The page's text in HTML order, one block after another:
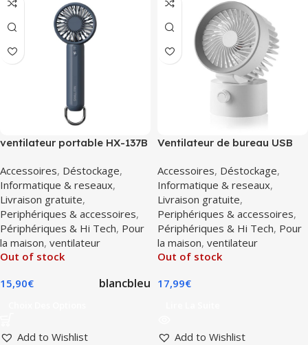
ventilateur portable HX-137B
Accessoires, Déstockage,
Informatique & reseaux,
Livraison gratuite,
Periphériques & accessoires,
Périphériques & Hi Tech, Pour
la maison, ventilateur
Out of stock
15,90€ blancbleu
Add to Wishlist
Ventilateur de bureau USB
Accessoires, Déstockage,
Informatique & reseaux,
Livraison gratuite,
Periphériques & accessoires,
Périphériques & Hi Tech, Pour
la maison, ventilateur
Out of stock
17,99€
Add to Wishlist